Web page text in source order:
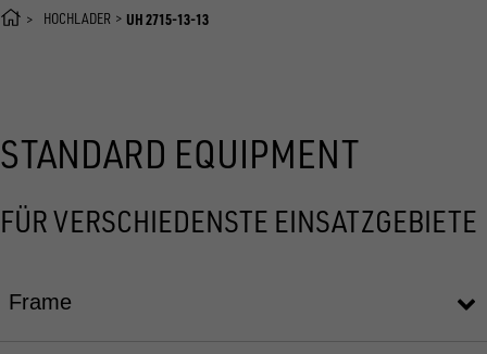
HOCHLADER UH 2715-13-13
STANDARD EQUIPMENT
FÜR VERSCHIEDENSTE EINSATZGEBIETE
Frame